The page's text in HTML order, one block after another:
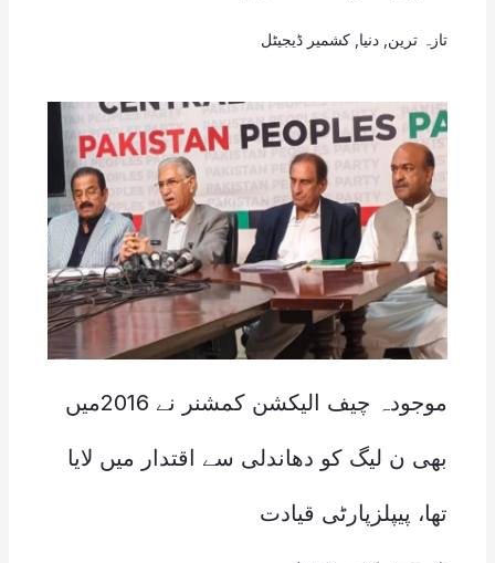
تازہ ترین دنیا کشمیر ڈیجیٹل
موجودہ چیف الیکشن کمشنر نے 2016میں
بھی ن لیگ کو دھاندلی سے اقتدار میں لایا
تھا، پیپلزپارٹی قیادت